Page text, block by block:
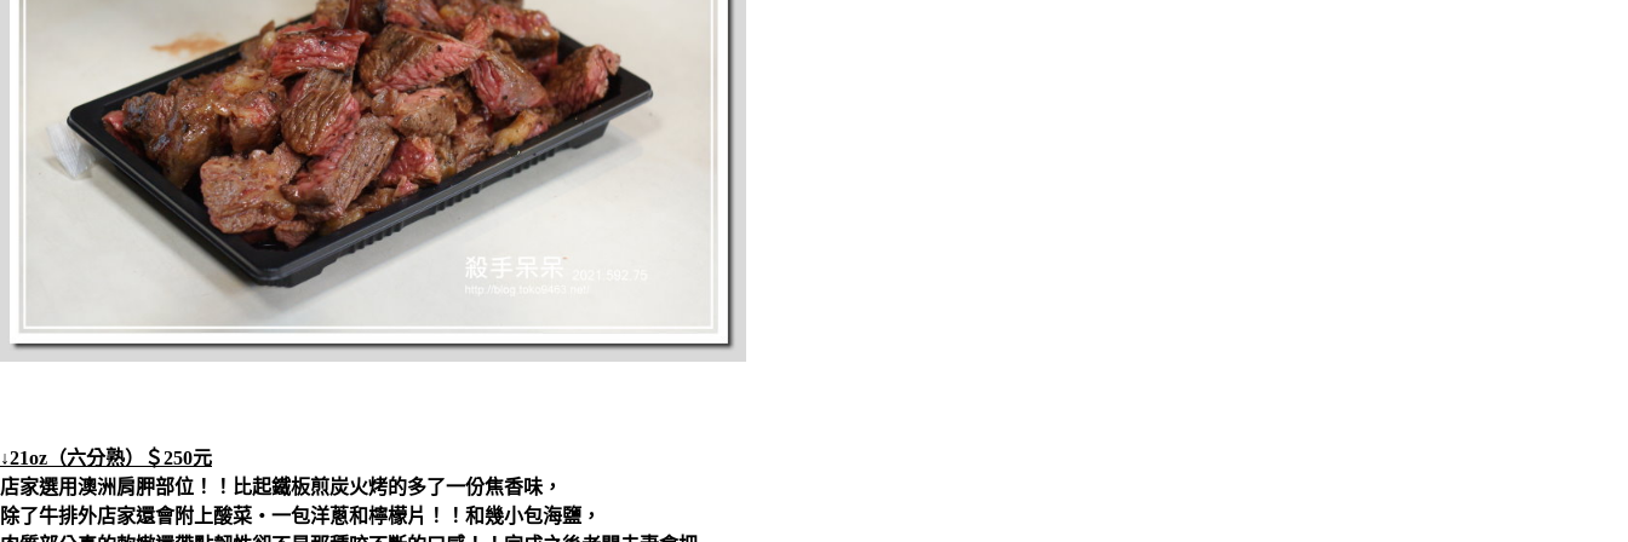
↓21oz（六分熟）＄250元
店家選用澳洲肩胛部位！！比起鐵板煎炭火烤的多了一份焦香味，
除了牛排外店家還會附上酸菜‧一包洋蔥和檸檬片！！和幾小包海鹽，